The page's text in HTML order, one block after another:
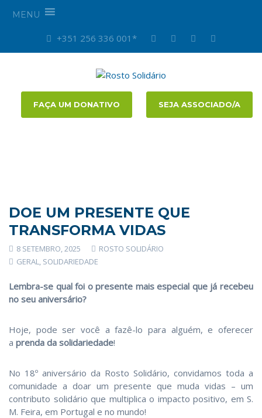
MENU
+351 256 336 001*
FAÇA UM DONATIVO SEJA ASSOCIADO/A
DOE UM PRESENTE QUE
TRANSFORMA VIDAS
8 SETEMBRO, 2025
ROSTO SOLIDÁRIO
GERAL, SOLIDARIEDADE
Lembra-se qual foi o presente mais especial que já recebeu
no seu aniversário?
Hoje, pode ser você a fazê-lo para alguém, e oferecer
a prenda da solidariedade!
No 18º aniversário da Rosto Solidário, convidamos toda a
comunidade a doar um presente que muda vidas – um
contributo solidário que multiplica o impacto positivo, em S.
M. Feira, em Portugal e no mundo!